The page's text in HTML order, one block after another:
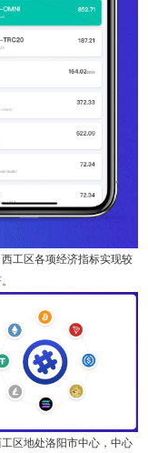
工区各项经济指标实现较
区地处洛阳市中心，中心